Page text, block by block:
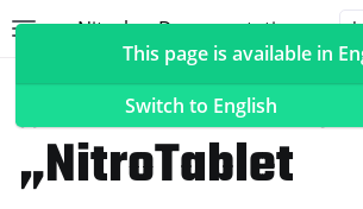
Nitrokey Documentation
„NitroPhone“,
„NitroTablet
This page is available in
Switch to English